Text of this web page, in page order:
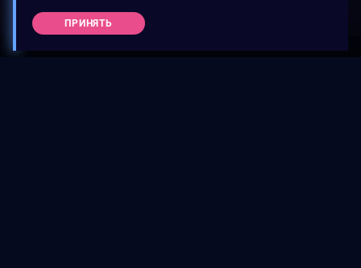
ПРИНЯТЬ